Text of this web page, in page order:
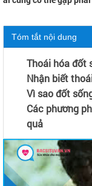
Tóm tắt nội dung
Thoái hóa đốt
Nhận biết
Vì sao đốt
Các phương
quả